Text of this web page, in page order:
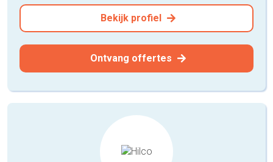
Bekijk profiel
Ontvang offertes